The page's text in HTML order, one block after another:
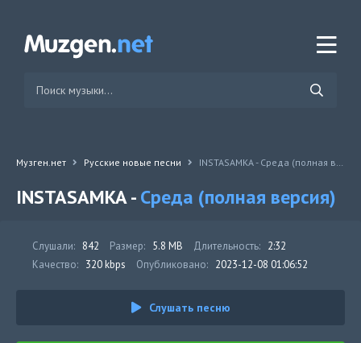
Музген.нет Русские новые песни INSTASAMKA - Среда (полная версия)
INSTASAMKA -Среда (полная версия)
Слушали: 842 Размер: 5.8 MB Длительность: 2:32
Качество: 320 kbps Опубликовано: 2023-12-08 01:06:52
Слушать песню